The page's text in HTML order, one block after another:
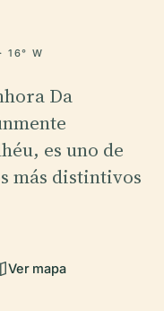
16° W
Da
es uno de
más distintivos
Ver mapa